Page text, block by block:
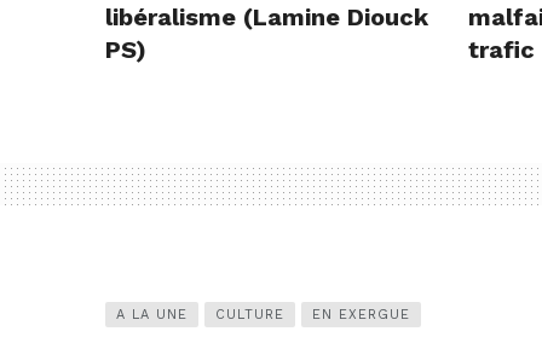
libéralisme (Lamine Diouck
PS)
trafic
A LA UNE CULTURE EN EXERGUE